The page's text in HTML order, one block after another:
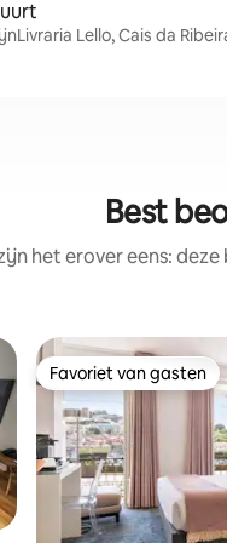
Lello, Cais da
Best
het erover eens:
Favoriet van gasten
Favoriet van gasten